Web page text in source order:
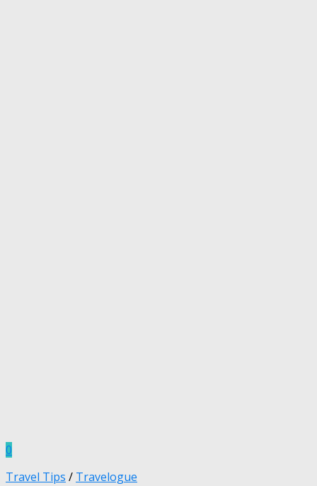
0
Travel Tips / Travelogue